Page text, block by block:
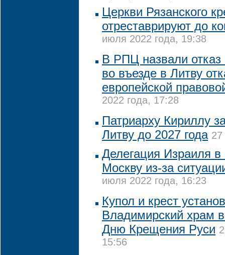
Церкви Рязанского
отреставрируют до
июля 2022 года, 19:38
В РПЦ назвали отказ
во въезде в Литву
европейской
2022 года, 17:28
Патриарху Кириллу
Литву до 2027 года
Делегация Израиля в
Москву из-за
июля 2022 года, 16:23
Купол и крест
Владимирский храм
Дню Крещения Руси
15:56